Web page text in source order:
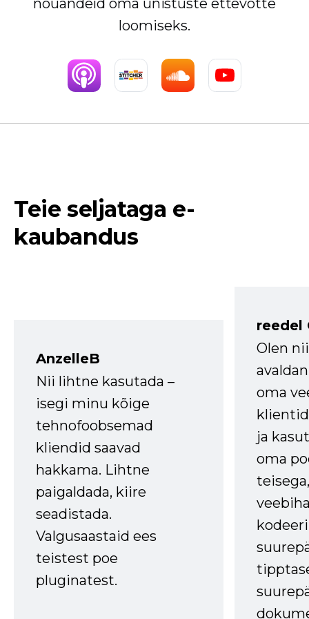
nõuandeid oma unistuste ettevõtte
loomiseks.
Teie seljataga e-
kaubandus
AnzelleB
Nii lihtne kasutada –
isegi minu kõige
tehnofoobsemad
kliendid saavad
hakkama. Lihtne
paigaldada, kiire
seadistada.
Valgusaastaid ees
teistest poe
pluginatest.
reedel
Olen
oma
ja
oma